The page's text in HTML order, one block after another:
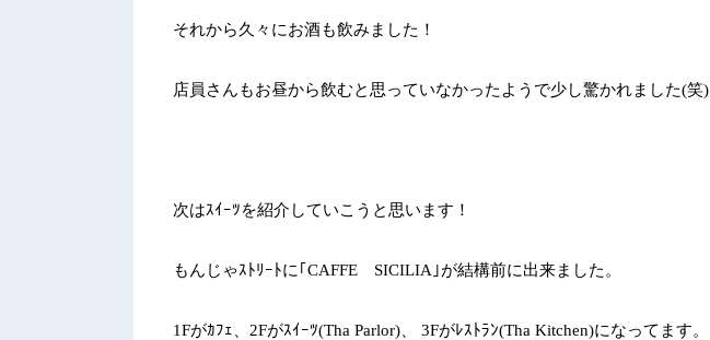
それから久々にお酒も飲みました！
店員さんもお昼から飲むと思っていなかったようで少し驚かれました(笑)
次はｽｲｰﾂを紹介していこうと思います！
もんじゃｽﾄﾘｰﾄに｢ CAFFE SICILIA ｣が結構前に出来ました。
1Fがｶﾌｪ、 2Fがｽｲｰﾂ(Tha Parlor) 3Fがﾚｽﾄﾗﾝ(Tha Kitchen)になってます。